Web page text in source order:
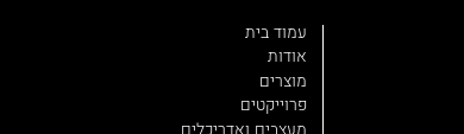
עמוד בית
אודות
מוצרים
פרוייקטים
מעצבים ואדריכלים